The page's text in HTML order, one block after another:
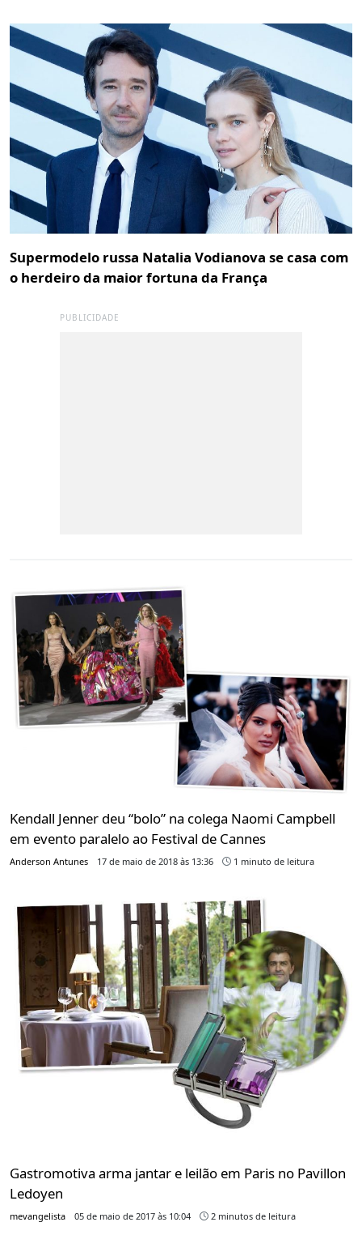
Supermodelo russa Natalia Vodianova se casa com
o herdeiro da maior fortuna da França
PUBLICIDADE
Kendall Jenner deu “bolo” na colega Naomi Campbell
em evento paralelo ao Festival de Cannes
Anderson Antunes 17 de maio de 2018 às 13:36 1 minuto de leitura
Gastromotiva arma jantar e leilão em Paris no Pavillon
Ledoyen
mevangelista 05 de maio de 2017 às 10:04 2 minutos de leitura